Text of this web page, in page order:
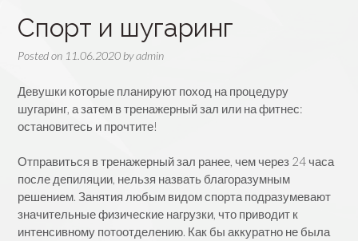
Спорт и шугаринг
Posted on 11.06.2020 byadmin
Девушки которые планируют поход на процедуру
шугаринг, а затем в тренажерный зал или на фитнес:
остановитесь и прочтите!
Отправиться в тренажерный зал ранее, чем через 24 часа
после депиляции, нельзя назвать благоразумным
решением. Занятия любым видом спорта подразумевают
значительные физические нагрузки, что приводит к
интенсивному потоотделению. Как бы аккуратно не была